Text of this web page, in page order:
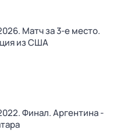
Матч за 3-е место.
из США
Финал. Аргентина -